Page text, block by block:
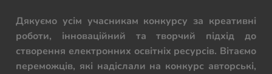
Дякуємо усім учасникам конкурсу за креативні
роботи, інноваційний та творчий підхід до
створення електронних освітніх ресурсів. Вітаємо
переможців, які надіслали на конкурс авторські,